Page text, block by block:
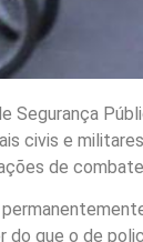
Segurança
civis e
de combate
do que o de